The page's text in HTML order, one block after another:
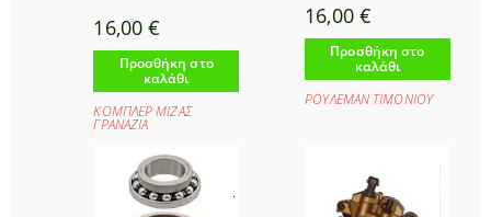
16,00€
Προσθήκη στο
καλάθι
ΚΟΜΠΛΕΡ ΜΙΖΑΣ
ΓΡΑΝΑΖΙΑ
16,00 €
Προσθήκη στο
καλάθι
ΡΟΥΛΕΜΑΝ ΤΙΜΟΝΙΟΥ